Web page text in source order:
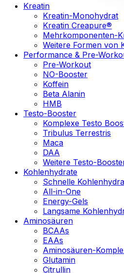
Kreatin
Kreatin-Monohydrat
Kreatin Creapure®
Mehrkomponenten-
Weitere Formen von
Performance & Pre-
Pre-Workout
NO-Booster
Koffein
Beta Alanin
HMB
Testo-Booster
Komplexe Testo
Tribulus Terrestris
Maca
DAA
Weitere Testo-
Kohlenhydrate
Schnelle
All-in-One
Energy-Gels
Langsame
Aminosäuren
BCAAs
EAAs
Aminosäuren-
Glutamin
Citrullin